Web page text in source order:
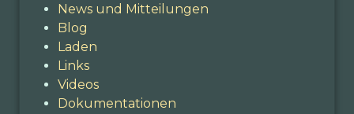
News und Mitteilungen
Blog
Laden
Links
Videos
Dokumentationen